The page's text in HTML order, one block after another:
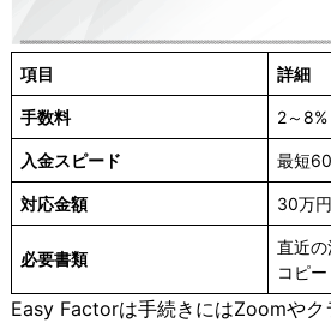
項目 詳細
手数料 2～8%
入金スピード 最短
対応金額 30万
必要書類
直近
コピー
Easy Factorは手続きにはZoomやク